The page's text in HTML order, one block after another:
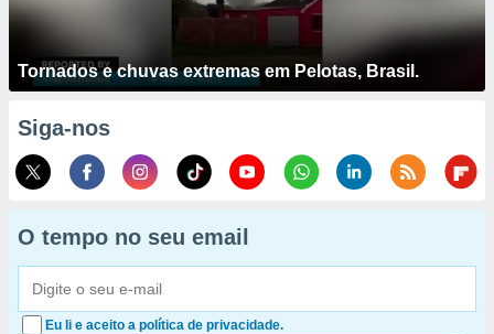
Tornados e chuvas extremas em Pelotas, Brasil.
Siga-nos
O tempo no seu email
Eu li e aceito a política de privacidade.